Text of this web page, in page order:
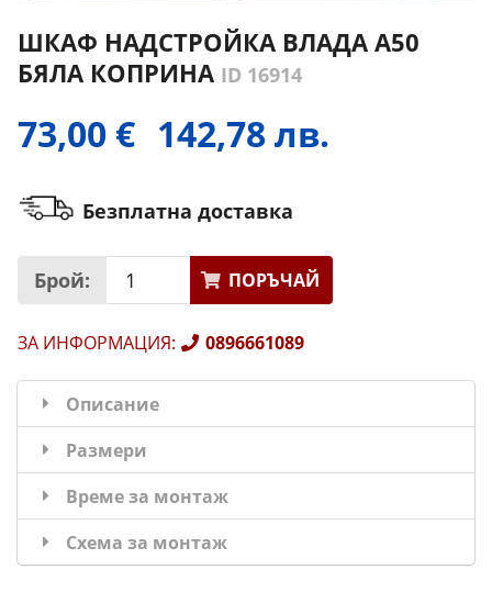
ШКАФ НАДСТРОЙКА ВЛАДА А50
БЯЛА КОПРИНА ID 16914
73,00 € 142,78 лв.
Безплатна доставка
Брой: ПОРЪЧАЙ
ЗА ИНФОРМАЦИЯ: 0896661089
Описание
Размери
Време за монтаж
Схема за монтаж